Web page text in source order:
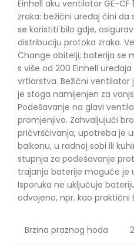
Einhell aku ventilator GE-CF
zraka: bežični uređaj čini
se koristiti bilo gdje,
distribuciju protoka zraka.
Change obitelji; baterija se
s više od 200 Einhell
vrtlarstva. Bežični
je stoga namijenjen za
Podešavanje na glavi
promjenjivo. Zahvaljujući
pričvršćivanja, upotreba je
balkonu, u radnoj sobi ili
stupnja za podešavanje
trajanja baterije moguće je
Isporuka ne uključuje
odvojeno, npr. kao praktični
Brzina praznog hoda